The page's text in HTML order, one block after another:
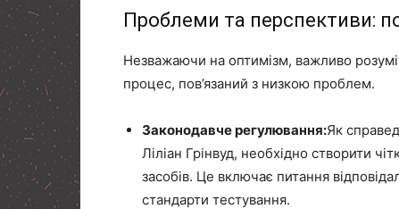
Проблеми та перспективи:
Незважаючи на оптимізм, важливо
процес, пов’язаний з низкою проблем.
Законодавче регулювання:Як
Ліліан Грінвуд, необхідно створити
засобів. Це включає питання
стандарти тестування.